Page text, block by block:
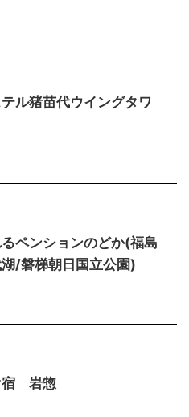
ル猪苗代ウイングタワ
ペンションのどか(福島
/磐梯朝日国立公園)
宿 岩惣